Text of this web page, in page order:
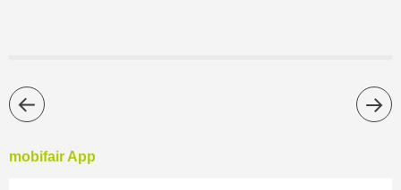
mobifair App